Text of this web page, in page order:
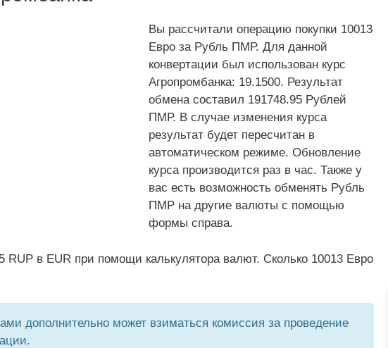
Вы рассчитали операцию покупки 10013
Евро за Рубль ПМР. Для данной
конвертации был использован курс
Агропромбанка: 19.1500. Результат
обмена составил 191748.95 Рублей
ПМР. В случае изменения курса
результат будет пересчитан в
автоматическом режиме. Обновление
курса производится раз в час. Также у
вас есть возможность обменять Рубль
ПМР на другие валюты с помощью
формы справа.
RUP в EUR при помощи калькулятора валют. Сколько 10013 Евро
дополнительно может взиматься комиссия за проведение